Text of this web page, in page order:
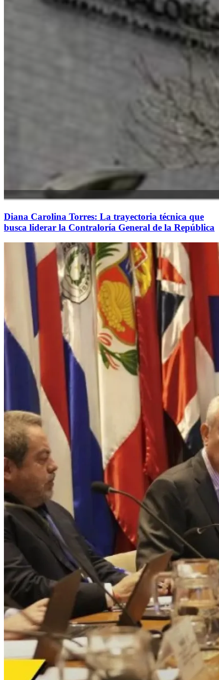
Diana Carolina Torres: La trayectoria técnica que
busca liderar la Contraloría General de la República